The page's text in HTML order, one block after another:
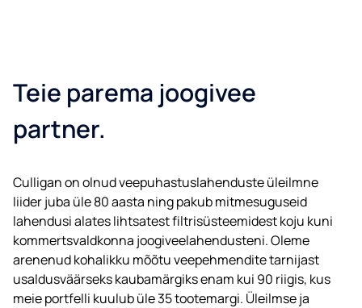
Teie parema joogivee
partner.
Culligan on olnud veepuhastuslahenduste üleilmne
liider juba üle 80 aasta ning pakub mitmesuguseid
lahendusi alates lihtsatest filtrisüsteemidest koju kuni
kommertsvaldkonna joogiveelahendusteni. Oleme
arenenud kohalikku mõõtu veepehmendite tarnijast
usaldusväärseks kaubamärgiks enam kui 90 riigis, kus
meie portfelli kuulub üle 35 tootemargi. Üleilmse ja